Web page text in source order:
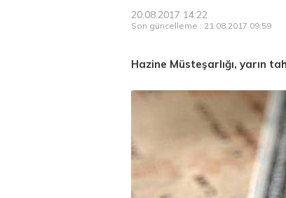
20.08.2017 14:22
Son güncelleme : 21.08.2017 09:59
Hazine Müsteşarlığı, yarın